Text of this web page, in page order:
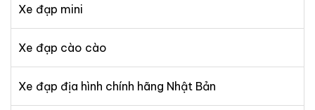
Xe đạp mini
Xe đạp cào cào
Xe đạp địa hình chính hãng Nhật Bản